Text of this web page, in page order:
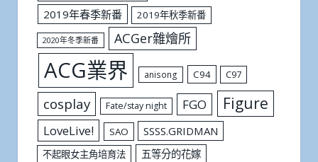
2019年春季新番
2019年秋季新番
2020年冬季新番 ACGer雜燴所
ACG業界 anisong C94 C97
cosplay Fate/stay night FGO Figure
LoveLive! SAO SSSS.GRIDMAN
不起眼女主角培育法 五等分的花嫁